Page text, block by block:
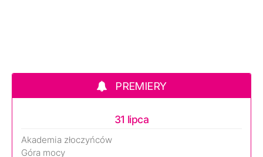
PREMIERY
31 lipca
Akademia złoczyńców
Góra mocy